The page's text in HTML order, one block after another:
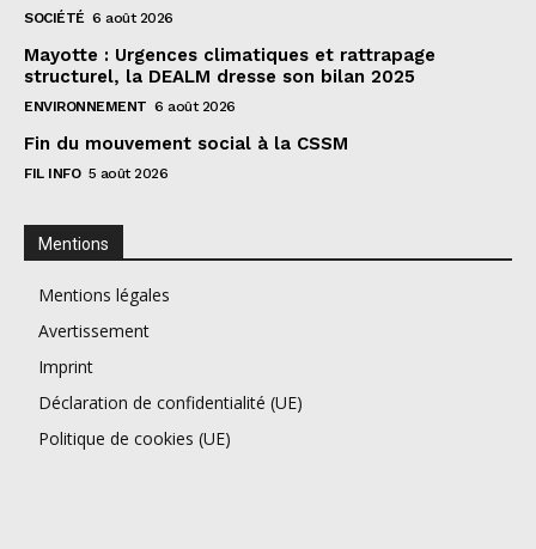
SOCIÉTÉ 6 août 2026
Mayotte : Urgences climatiques et rattrapage
structurel, la DEALM dresse son bilan 2025
ENVIRONNEMENT 6 août 2026
Fin du mouvement social à la CSSM
FIL INFO 5 août 2026
Mentions
Mentions légales
Avertissement
Imprint
Déclaration de confidentialité (UE)
Politique de cookies (UE)